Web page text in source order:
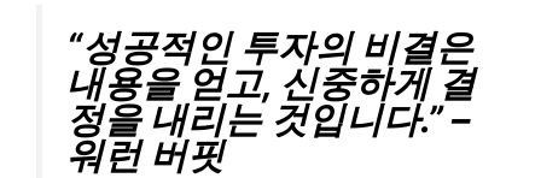
“성공적인 투자의 비결은
내용을 얻고, 신중하게 결
정을 내리는 것입니다.” –
워런 버핏